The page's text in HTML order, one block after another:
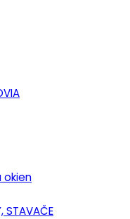
okien
STAVAČE